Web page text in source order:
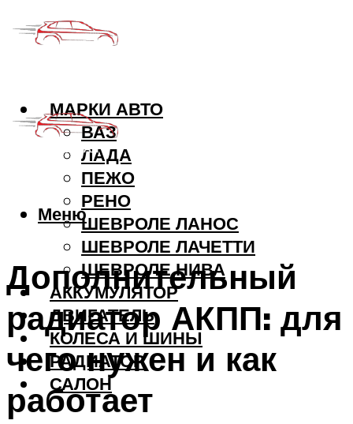
МАРКИ АВТО
ВАЗ
ЛАДА
ПЕЖО
РЕНО
ШЕВРОЛЕ ЛАНОС
ШЕВРОЛЕ ЛАЧЕТТИ
ШЕВРОЛЕ НИВА
АККУМУЛЯТОР
ДВИГАТЕЛЬ
КОЛЕСА И ШИНЫ
РАДИАТОР
САЛОН
Меню
Дополнительный
радиатор АКПП: для
чего нужен и как
работает